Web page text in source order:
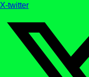
X-twitter